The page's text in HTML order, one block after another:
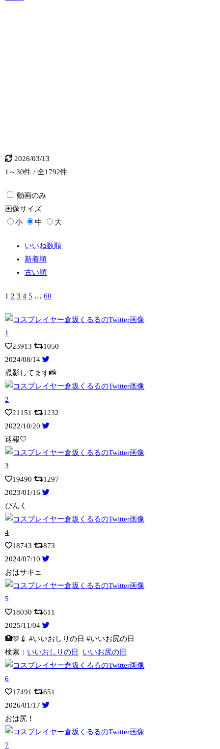
2026/03/13
1～30件 / 全1792件
動画のみ
画像サイズ
小
中 大
いいね数順
新着順
古い順
1 2 3 4 5 … 60
23913
1050
2024/08/14
撮影してます📸
21151
1232
2022/10/20
速報🤍
19490
1297
2023/01/16
ぴんく
18743
873
2024/07/10
おはサキュ
18030
611
2025/11/04
🏥🩷💉 #いいおしりの日 #いいお尻の日
検索： いいおしりの日 いいお尻の日
17491
651
2026/01/17
おは尻！